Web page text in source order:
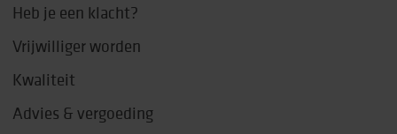
Heb je een klacht?
Vrijwilliger worden
Kwaliteit
Advies & vergoeding